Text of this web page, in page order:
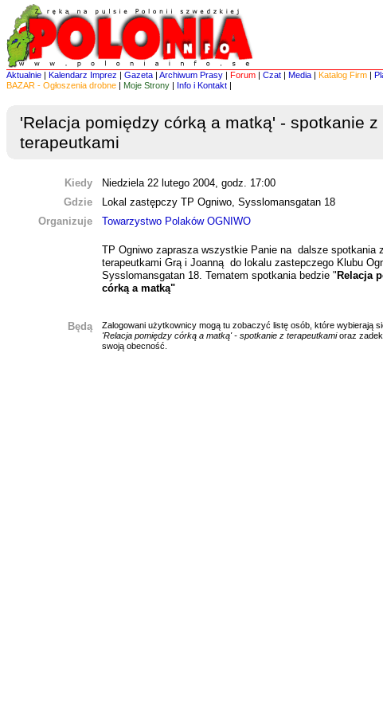
Aktualnie | Kalendarz Imprez | Gazeta | Archiwum Prasy | Forum | Czat | Media | Katalog Firm |
BAZAR - Ogłoszenia drobne | Moje Strony | Info i Kontakt |
'Relacja pomiędzy córką a matką' - spotkanie z
terapeutkami
Kiedy
Niedziela 22 lutego 2004, godz. 17:00
Gdzie
Lokal zastępczy TP Ogniwo, Sysslomansgatan 18
Organizuje
Towarzystwo Polaków OGNIWO
TP Ogniwo zaprasza wszystkie Panie na dalsze spotkania z
terapeutkami Grą i Joanną do lokalu zastepczego Klubu
Sysslomansgatan 18. Tematem spotkania bedzie " Relacja
córką a matką"
Będą
Zalogowani użytkownicy mogą tu zobaczyć listę osób, które wybierają
'Relacja pomiędzy córką a matką' - spotkanie z terapeutkamioraz
swoją obecność.